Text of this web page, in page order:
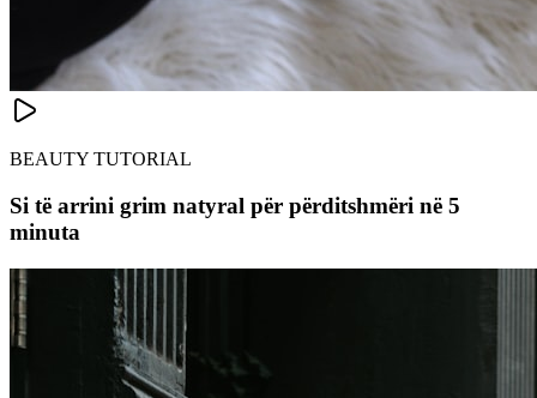
BEAUTY TUTORIAL
Si të arrini grim natyral për përditshmëri në 5
minuta